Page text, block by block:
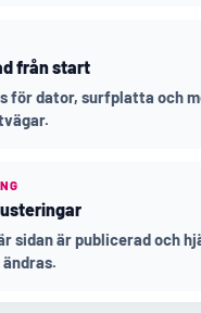
från start
för dator, surfplatta och
sidan är publicerad och